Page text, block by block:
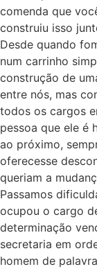
comenda que
construiu isso
Desde quando
num carrinho
construção de
entre nós, mas
todos os cargos
pessoa que ele é
ao próximo,
oferecesse
queriam a
Passamos
ocupou o cargo
determinação
secretaria em
homem de